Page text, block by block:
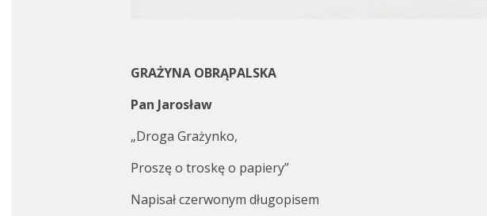
GRAŻYNA OBRĄPALSKA
Pan Jarosław
„Droga Grażynko,
Proszę o troskę o papiery”
Napisał czerwonym długopisem